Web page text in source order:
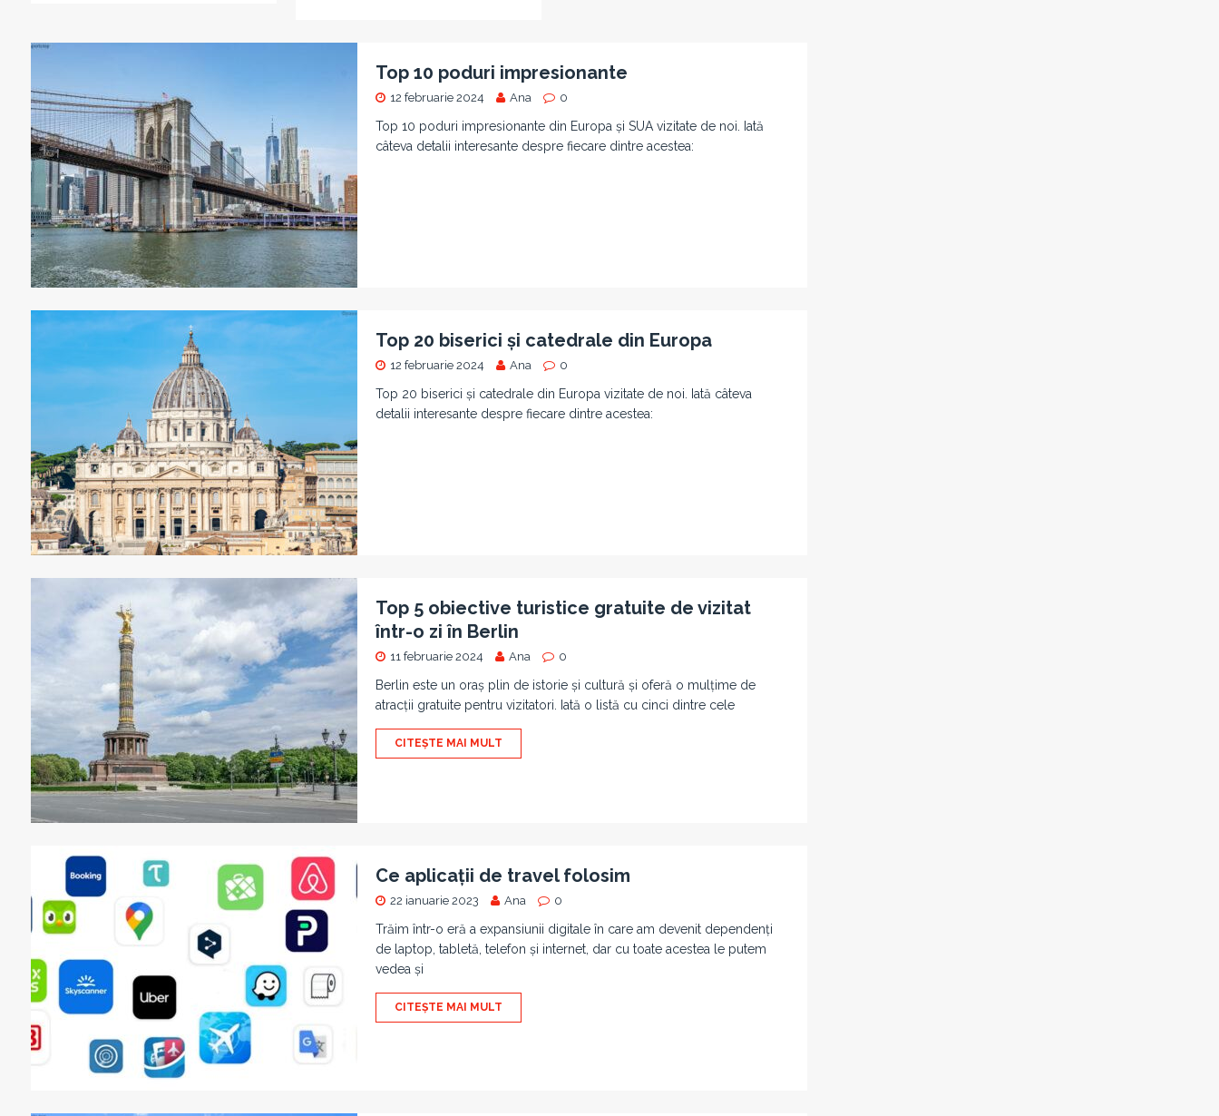
Top 10 poduri impresionante
12 februarie 2024 Ana 0
Top 10 poduri impresionante din Europa și SUA vizitate de noi. Iată
câteva detalii interesante despre fiecare dintre acestea:
Top 20 biserici și catedrale din Europa
12 februarie 2024 Ana 0
Top 20 biserici și catedrale din Europa vizitate de noi. Iată câteva
detalii interesante despre fiecare dintre acestea:
Top 5 obiective turistice gratuite de vizitat
într-o zi în Berlin
11 februarie 2024 Ana 0
Berlin este un oraș plin de istorie și cultură și oferă o mulțime de
atracții gratuite pentru vizitatori. Iată o listă cu cinci dintre cele
CITEȘTE MAI MULT
Ce aplicații de travel folosim
22 ianuarie 2023 Ana 0
Trăim într-o eră a expansiunii digitale în care am devenit dependenți
de laptop, tabletă, telefon și internet, dar cu toate acestea le putem
vedea și
CITEȘTE MAI MULT